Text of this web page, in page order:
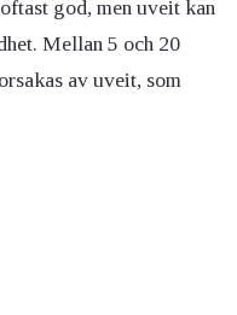
god, men uveit kan
Mellan 5 och 20
av uveit, som